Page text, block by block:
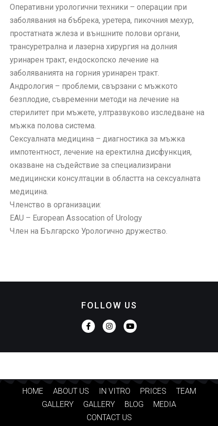
Оперативни урологични техники – операции при
заболявания на бъбрека, уретера, пикочния мехур,
простатната жлеза и външните полови органи,
трансуретрална и лазерна хирургия на долния
уринарен тракт, ендоскопско лечение на
заболяванията на горния уринарен тракт.
Андрология – проблеми, свързани с мъжкото
безплодие, съвременни методи на лечение на
стерилитет при мъжете, ултразвуково изследване на
мъжка полова система.
Сексуалната медицина – диагностика за мъжка
импотентност, лечение на еректилна дисфункция,
оказване на съдействие за специализирани
медицински консултации в областта на сексуалната
медицина.
Членство в организации:
EAU – European Assocation of Urology
Член на Българско Урологично дружество.
FOLLOW US
HOME ABOUT US IN VITRO PRICES
TEAM
GALLERY
GALLERY BLOG
MEDIA
CONTACT US